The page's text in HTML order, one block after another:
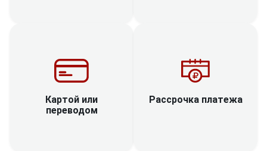
Картой или
переводом
Рассрочка платежа